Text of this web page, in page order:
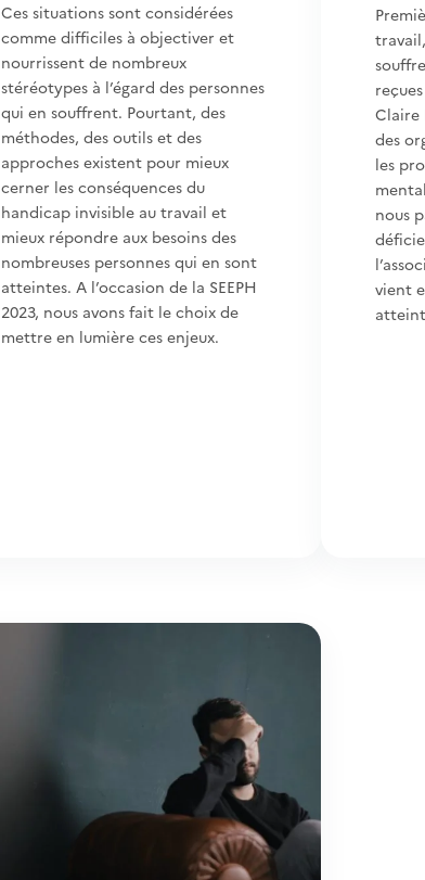
Ces situations sont considérées
comme difficiles à objectiver et
nourrissent de nombreux
stéréotypes à l’égard des personnes
qui en souffrent. Pourtant, des
méthodes, des outils et des
approches existent pour mieux
cerner les conséquences du
handicap invisible au travail et
mieux répondre aux besoins des
nombreuses personnes qui en sont
atteintes. A l’occasion de la SEEPH
2023, nous avons fait le choix de
mettre en lumière ces enjeux.
Claire
des
les
nous
vient